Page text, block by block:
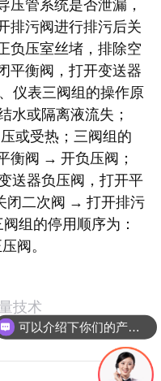
管系统是否泄漏，
排污阀进行排污后关
负压室丝堵，排除空
平衡阀，打开变送器
仪表三阀组的操作原
水或隔离液流失；
或受热；三阀组的
衡阀 → 开负压阀；
送器负压阀，打开平
闭二次阀 → 打开排污
组的停用顺序为：
阀。
技术
可以介绍下你们的产品么